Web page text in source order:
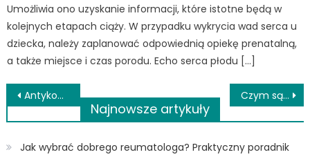
Umożliwia ono uzyskanie informacji, które istotne będą w
kolejnych etapach ciąży. W przypadku wykrycia wad serca u
dziecka, należy zaplanować odpowiednią opiekę prenatalną,
a także miejsce i czas porodu. Echo serca płodu […]
Nawigacja
wpisu
Antykoncepcja hormonalna – wady i zalety Czym są i jak powstają zaparcia?
Najnowsze artykuły
Jak wybrać dobrego reumatologa? Praktyczny poradnik